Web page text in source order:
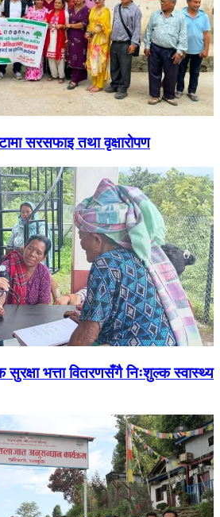
सरसफाइ तथा वृक्षारोपण
सुरक्षा भत्ता वितरणसँगै निःशुल्क स्वास्थ्य